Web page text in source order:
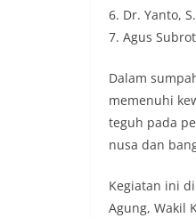
6. Dr. Yanto,
7. Agus
Dalam
memenuhi
teguh pada
nusa dan
Kegiatan ini
Agung, Wakil